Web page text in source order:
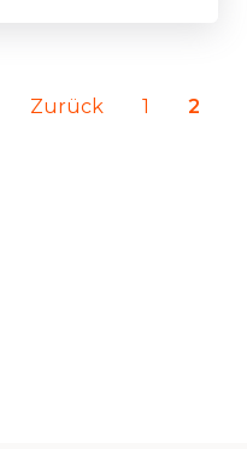
Zurück 1 2